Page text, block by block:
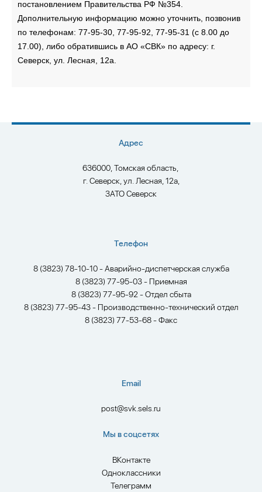
постановлением Правительства РФ №354.
Дополнительную информацию можно уточнить, позвонив
по телефонам: 77-95-30, 77-95-92, 77-95-31 (с 8.00 до
17.00), либо обратившись в АО «СВК» по адресу: г.
Северск, ул. Лесная, 12а.
Адрес
636000, Томская область,
г. Северск, ул. Лесная, 12а,
ЗАТО Северск
Телефон
8 (3823) 78-10-10 - Аварийно-диспетчерская служба
8 (3823) 77-95-03 - Приемная
8 (3823) 77-95-92 - Отдел сбыта
8 (3823) 77-95-43 - Производственно-технический отдел
8 (3823) 77-53-68 - Факс
Email
post@svk.sels.ru
Мы в соцсетях
ВКонтакте
Одноклассники
Телеграмм